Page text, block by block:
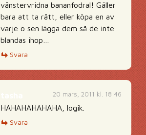
vänstervridna bananfodral! Gäller
bara att ta rätt, eller köpa en av
varje o sen lägga dem så de inte
blandas ihop…
Svara
20 mars, 2011 kl. 18:46
HAHAHAHAHAHA, logik.
Svara